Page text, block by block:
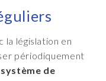
la législation en
périodiquement
de